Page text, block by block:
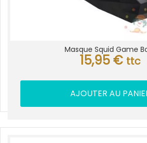
Masque Squid Game
15,95 € ttc
AJOUTER AU